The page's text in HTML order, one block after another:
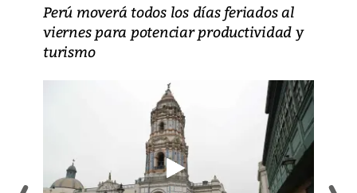
Perú moverá todos los días feriados al
viernes para potenciar productividad y
turismo